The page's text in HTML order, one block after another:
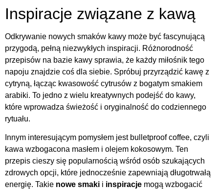
Inspiracje związane z kawą
Odkrywanie nowych smaków kawy może być fascynującą
przygodą, pełną niezwykłych inspiracji. Różnorodność
przepisów na bazie kawy sprawia, że każdy miłośnik tego
napoju znajdzie coś dla siebie. Spróbuj przyrządzić kawę z
cytryną, łącząc kwasowość cytrusów z bogatym smakiem
arabiki. To jedno z wielu kreatywnych podejść do kawy,
które wprowadza świeżość i oryginalność do codziennego
rytuału.
Innym interesującym pomysłem jest bulletproof coffee, czyli
kawa wzbogacona masłem i olejem kokosowym. Ten
przepis cieszy się popularnością wśród osób szukających
zdrowych opcji, które jednocześnie zapewniają długotrwałą
energię. Takie nowe smaki i inspiracje mogą wzbogacić